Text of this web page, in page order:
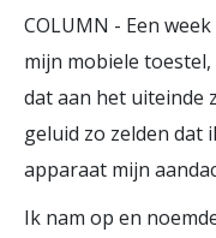
COLUMN - Een
mijn mobiele
dat aan het uiteinde
geluid zo zelden dat
apparaat mijn
Ik nam op en